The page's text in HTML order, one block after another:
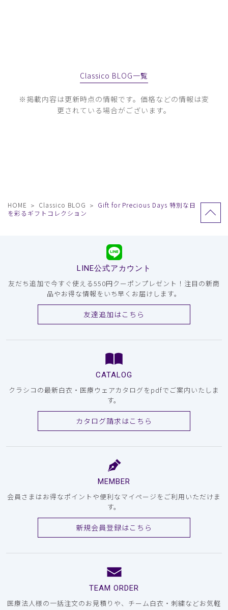
Classico BLOG一覧
※掲載内容は更新時点の情報です。価格などの情報は変
更されている場合がございます。
HOME Classico BLOG
Gift for Precious Days 特別な日
を彩るギフトコレクション
LINE公式アカウント
友だち追加で今すぐ使える550円クーポンプレゼント！注目の新商
品やお得な情報をいち早くお届けします。
友達追加はこちら
CATALOG
クラシコの最新白衣・医療ウェアカタログをpdfでご案内いたしま
す。
カタログ請求はこちら
MEMBER
会員さまはお得なポイントや便利なマイページをご利用いただけま
す。
新規会員登録はこちら
TEAM ORDER
医療法人様の一括注文のお見積りや、チーム白衣・刺繍などお気軽